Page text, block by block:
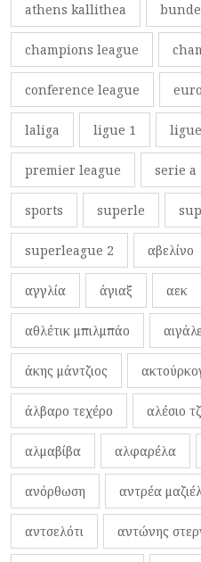
athens kallithea
champions league
conference league
laliga ligue 1
premier league serie a
sports superle
superleague 2 αβελίνο
αγγλία άγιαξ αεκ
αθλέτικ μπιλμπάο
άκης μάντζιος
άλβαρο τεχέρο αλέσιο
αλμαβίβα αλφαρέλα
ανόρθωση αντρέα
αντσελότι αντώνης